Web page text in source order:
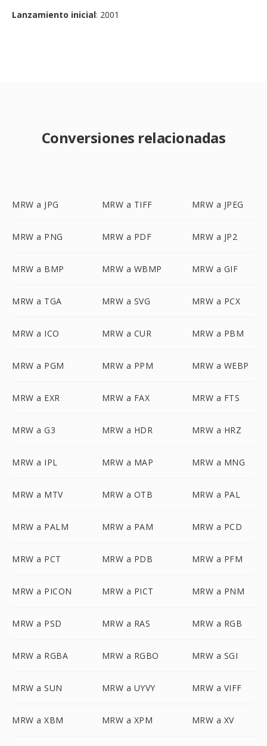
Lanzamiento inicial: 2001
Conversiones relacionadas
MRW a JPG MRW a TIFF MRW a JPEG
MRW a PNG MRW a PDF MRW a JP2
MRW a BMP MRW a WBMP MRW a GIF
MRW a TGA MRW a SVG MRW a PCX
MRW a ICO MRW a CUR MRW a PBM
MRW a PGM MRW a PPM MRW a WEBP
MRW a EXR MRW a FAX MRW a FTS
MRW a G3 MRW a HDR MRW a HRZ
MRW a IPL MRW a MAP MRW a MNG
MRW a MTV MRW a OTB MRW a PAL
MRW a PALM MRW a PAM MRW a PCD
MRW a PCT MRW a PDB MRW a PFM
MRW a PICON MRW a PICT MRW a PNM
MRW a PSD MRW a RAS MRW a RGB
MRW a RGBA MRW a RGBO MRW a SGI
MRW a SUN MRW a UYVY MRW a VIFF
MRW a XBM MRW a XPM MRW a XV